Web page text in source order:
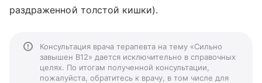
раздраженной толстой кишки).
Консультация врача терапевта на тему «Сильно
завышен B12» дается исключительно в справочных
целях. По итогам полученной консультации,
пожалуйста, обратитесь к врачу, в том числе для